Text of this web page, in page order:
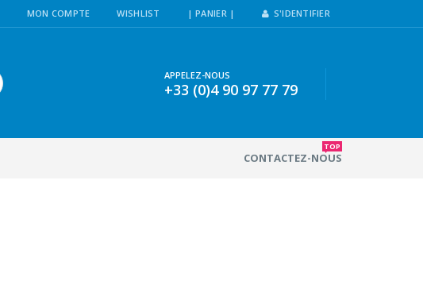
MON COMPTE WISHLIST | PANIER | S'IDENTIFIER
APPELEZ-NOUS
+33 (0)4 90 97 77 79
CONTACTEZ-NOUS
TOP